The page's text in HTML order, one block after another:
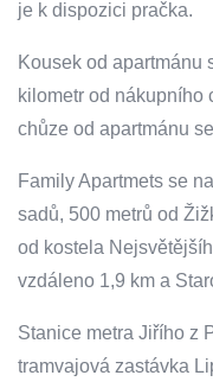
je k dispozici pračka.
Kousek od apartmánu
kilometr od nákupního
chůze od apartmánu
Family Apartmets se
sadů, 500 metrů od
od kostela
vzdáleno 1,9 km a
Stanice metra Jiřího z
tramvajová zastávka